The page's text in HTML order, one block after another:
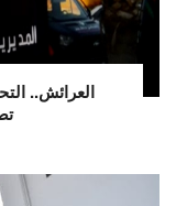
العرائش..